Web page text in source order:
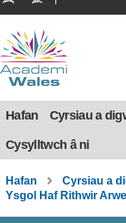
Hafan Cyrsiau a
Cysylltwch â ni
Hafan Cyrsiau a
Ysgol Haf Rithwir